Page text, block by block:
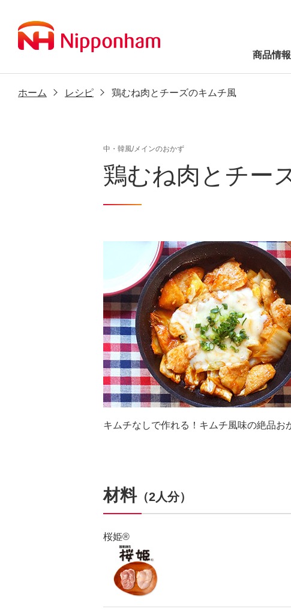
商品情報
ホーム レシピ 鶏むね肉とチーズのキムチ風
中・韓風/メインのおかず
鶏むね肉とチー
キムチなしで作れる！キムチ風味の絶品お
材料（2人分）
桜姫®